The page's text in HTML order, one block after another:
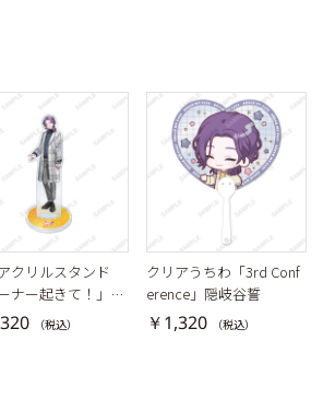
クリルスタンド
ナー起きて！」隠
（税込）
クリアうちわ「3rd Conf
erence」隠岐谷誓
￥1,320 （税込）